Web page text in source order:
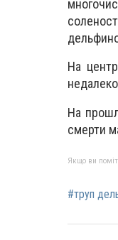
На
На
смерти
Якщо ви
#труп